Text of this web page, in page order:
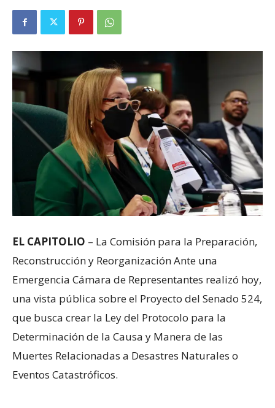
EL CAPITOLIO – La Comisión para la Preparación,
Reconstrucción y Reorganización Ante una
Emergencia Cámara de Representantes realizó hoy,
una vista pública sobre el Proyecto del Senado 524,
que busca crear la Ley del Protocolo para la
Determinación de la Causa y Manera de las
Muertes Relacionadas a Desastres Naturales o
Eventos Catastróficos.